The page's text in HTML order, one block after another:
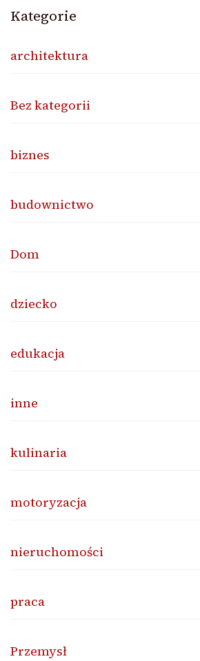
Kategorie
architektura
Bez kategorii
biznes
budownictwo
Dom
dziecko
edukacja
inne
kulinaria
motoryzacja
nieruchomości
praca
Przemysł